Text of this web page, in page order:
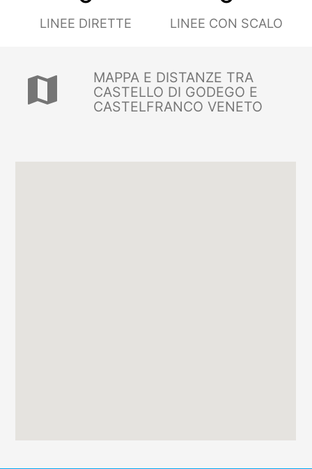
LINEE DIRETTE LINEE CON SCALO
map
MAPPA E DISTANZE TRA
CASTELLO DI GODEGO E
CASTELFRANCO VENETO